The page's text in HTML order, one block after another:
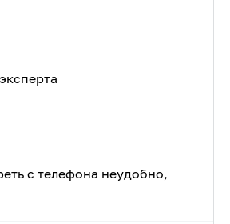
с телефона неудобно,